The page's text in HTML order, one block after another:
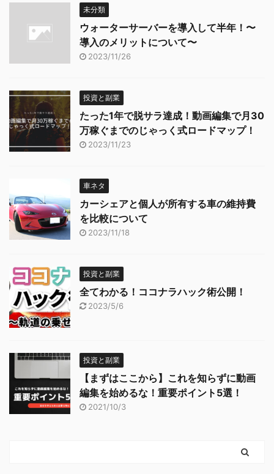
未分類
ウォーターサーバーを導入して半年！〜
導入のメリットについて〜
2023/11/26
投資と副業
たった1年で脱サラ達成！動画編集で月30
万稼ぐまでのじゃっく式ロードマップ！
2023/11/23
車ネタ
カーシェアと個人が所有する車の維持費
を比較について
2023/11/18
投資と副業
全てわかる！ココナラハック術公開！
2023/5/6
投資と副業
【まずはここから】これを知らずに動画
編集を始めるな！重要ポイント5選！
2021/10/3